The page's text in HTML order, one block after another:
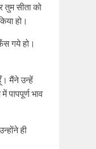
तुम सीता को
हो।
गये हो।
मैंने उन्हें
पापपूर्ण भाव
ही